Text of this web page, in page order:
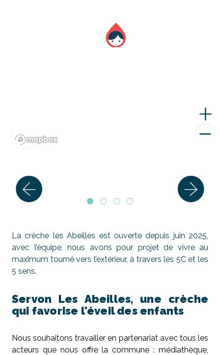
La crèche les Abeilles est ouverte depuis juin 2025,
avec l’équipe, nous avons pour projet de vivre au
maximum tourné vers l’extérieur, à travers les 5C et les
5 sens.
Servon Les Abeilles, une crèche
qui favorise l'éveil des enfants
Nous souhaitons travailler en partenariat avec tous les
acteurs que nous offre la commune : médiathèque,